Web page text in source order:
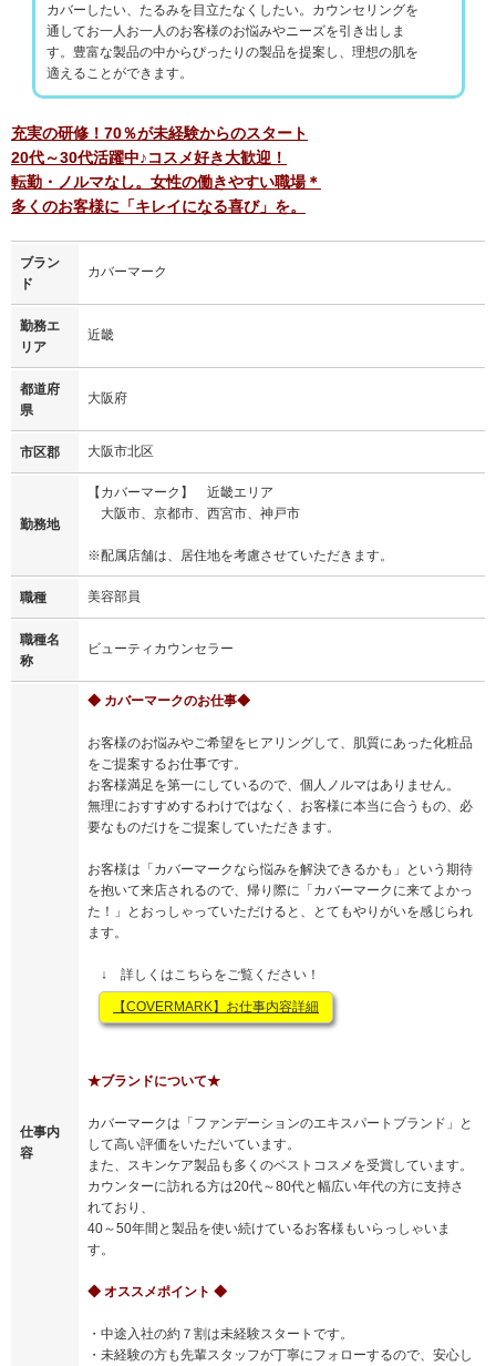
カバーしたい、たるみを目立たなくしたい。カウンセリングを
通してお一人お一人のお客様のお悩みやニーズを引き出しま
す。豊富な製品の中からぴったりの製品を提案し、理想の肌を
適えることができます。
充実の研修！70％が未経験からのスタート
20代～30代活躍中♪コスメ好き大歓迎！
転勤・ノルマなし。女性の働きやすい職場＊
多くのお客様に「キレイになる喜び」を。
ブラン
ド
カバーマーク
勤務エ
リア
近畿
都道府
県
大阪府
市区郡 大阪市北区
勤務地
【カバーマーク】 近畿エリア
大阪市、京都市、西宮市、神戸市
※配属店舗は、居住地を考慮させていただきます。
職種 美容部員
職種名
称
ビューティカウンセラー
仕事内
容
◆ カバーマークのお仕事◆
お客様のお悩みやご希望をヒアリングして、肌質にあった化粧品
をご提案するお仕事です。
お客様満足を第一にしているので、個人ノルマはありません。
無理におすすめするわけではなく、お客様に本当に合うもの、必
要なものだけをご提案していただきます。
お客様は「カバーマークなら悩みを解決できるかも」という期待
を抱いて来店されるので、帰り際に「カバーマークに来てよかっ
た！」とおっしゃっていただけると、とてもやりがいを感じられ
ます。
↓ 詳しくはこちらをご覧ください！
【COVERMARK】お仕事内容詳細
★ブランドについて★
カバーマークは「ファンデーションのエキスパートブランド」と
して高い評価をいただいています。
また、スキンケア製品も多くのベストコスメを受賞しています。
カウンターに訪れる方は20代～80代と幅広い年代の方に支持さ
れており、
40～50年間と製品を使い続けているお客様もいらっしゃいま
す。
◆ オススメポイント ◆
・中途入社の約７割は未経験スタートです。
・未経験の方も先輩スタッフが丁寧にフォローするので、安心し